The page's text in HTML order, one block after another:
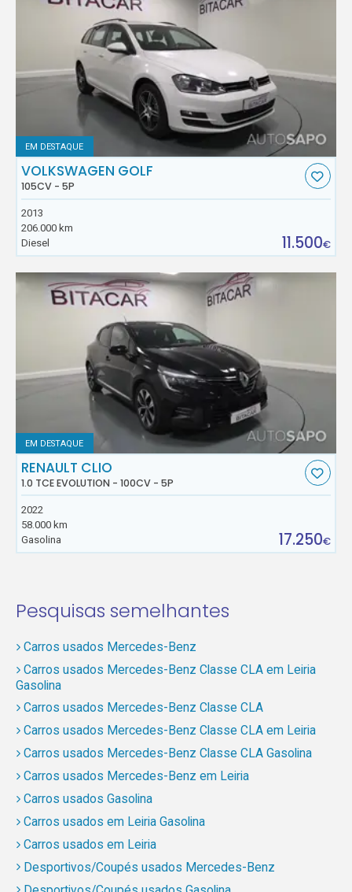
EM DESTAQUE
VOLKSWAGEN GOLF
105CV - 5P
2013
206.000 km
Diesel
11.500€
EM DESTAQUE
RENAULT CLIO
1.0 TCE EVOLUTION - 100CV - 5P
2022
58.000 km
Gasolina
17.250€
Pesquisas semelhantes
Carros usados Mercedes-Benz
Carros usados Mercedes-Benz Classe CLA em Leiria
Gasolina
Carros usados Mercedes-Benz Classe CLA
Carros usados Mercedes-Benz Classe CLA em Leiria
Carros usados Mercedes-Benz Classe CLA Gasolina
Carros usados Mercedes-Benz em Leiria
Carros usados Gasolina
Carros usados em Leiria Gasolina
Carros usados em Leiria
Desportivos/Coupés usados Mercedes-Benz